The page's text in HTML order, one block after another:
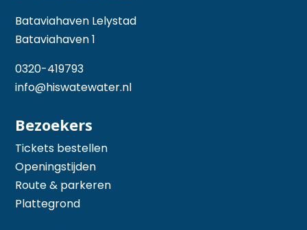
Bataviahaven Lelystad
Bataviahaven 1
0320-419793
info@hiswatewater.nl
Bezoekers
Tickets bestellen
Openingstijden
Route & parkeren
Plattegrond